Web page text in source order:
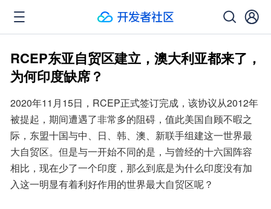
RCEP东亚自贸区建立，澳大利亚都来了，
为何印度缺席？
2020年11月15日，RCEP正式签订完成，该协议从2012年
被提起，期间遭遇了非常多的阻碍，值此美国自顾不暇之
际，东盟十国与中、日、韩、澳、新联手组建这一世界最
大自贸区。但是与一开始不同的是，与曾经的十六国阵容
相比，现在少了一个印度，那么到底是为什么印度没有加
入这一明显有着利好作用的世界最大自贸区呢？